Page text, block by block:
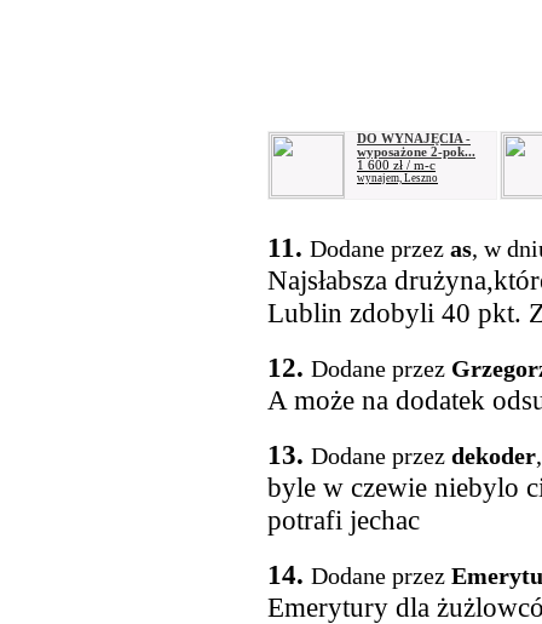
DO WYNAJĘCIA -
wyposażone 2-pok...
1 600 zł / m-c
wynajem, Leszno
11. Dodane przez as, w
Najsłabsza
Lublin zdobyli 40 pkt.
12. Dodane przez
A może na dodatek
13. Dodane przez dekoder
byle w czewie niebylo
potrafi jechac
14. Dodane przez
Emerytury dla